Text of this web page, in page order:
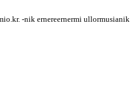
-nik ernereernermi ullormusianik